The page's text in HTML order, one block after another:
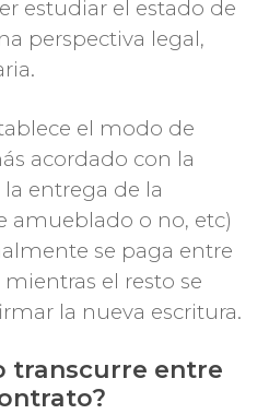
estudiar el estado de
perspectiva legal,
el modo de
acordado con la
entrega de la
amueblado o no, etc)
se paga entre
mientras el resto se
la nueva escritura.
transcurre entre